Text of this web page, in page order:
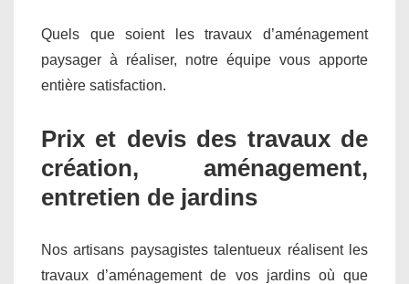
Quels que soient les travaux d’aménagement
paysager à réaliser, notre équipe vous apporte
entière satisfaction.
Prix et devis des travaux de
création, aménagement,
entretien de jardins
Nos artisans paysagistes talentueux réalisent les
travaux d’aménagement de vos jardins où que